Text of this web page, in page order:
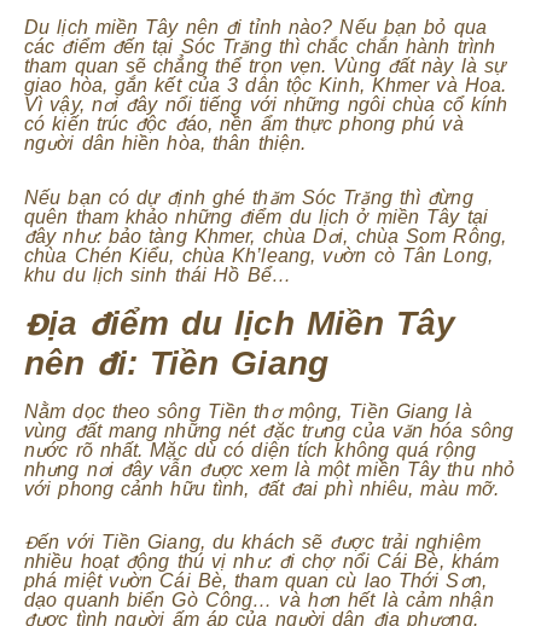
Du lịch miền Tây nên đi tỉnh nào? Nếu bạn bỏ qua
các điểm đến tại Sóc Trăng thì chắc chắn hành trình
tham quan sẽ chẳng thể trọn vẹn. Vùng đất này là sự
giao hòa, gắn kết của 3 dân tộc Kinh, Khmer và Hoa.
Vì vậy, nơi đây nổi tiếng với những ngôi chùa cổ kính
có kiến trúc độc đáo, nền ẩm thực phong phú và
người dân hiền hòa, thân thiện.
Nếu bạn có dự định ghé thăm Sóc Trăng thì đừng
quên tham khảo những điểm du lịch ở miền Tây tại
đây như: bảo tàng Khmer, chùa Dơi, chùa Som Rông,
chùa Chén Kiểu, chùa Kh’leang, vườn cò Tân Long,
khu du lịch sinh thái Hồ Bể…
Địa điểm du lịch Miền Tây
nên đi: Tiền Giang
Nằm dọc theo sông Tiền thơ mộng, Tiền Giang là
vùng đất mang những nét đặc trưng của văn hóa sông
nước rõ nhất. Mặc dù có diện tích không quá rộng
nhưng nơi đây vẫn được xem là một miền Tây thu nhỏ
với phong cảnh hữu tình, đất đai phì nhiêu, màu mỡ.
Đến với Tiền Giang, du khách sẽ được trải nghiệm
nhiều hoạt động thú vị như: đi chợ nổi Cái Bè, khám
phá miệt vườn Cái Bè, tham quan cù lao Thới Sơn,
dạo quanh biển Gò Công… và hơn hết là cảm nhận
được tình người ấm áp của người dân địa phương.